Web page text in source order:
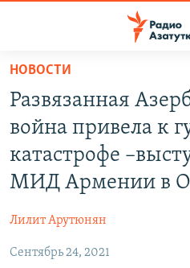
Перейти
основному
содержанию
основной
Перейти
ПОЛИТИКА
ОБЩЕСТВО
РЕГИОН
НАГОРНЫЙ КАРАБАХ
НОВОСТИ
Развязанная
война привела к
катастрофе
МИД Армении в
Лилит Арутюнян
Сентябрь 24, 2021